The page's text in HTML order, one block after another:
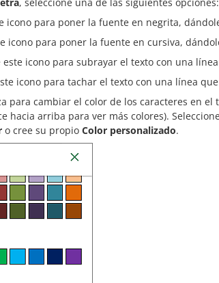
icono para poner la fuente en negrita,
icono para poner la fuente en cursiva,
este icono para subrayar el texto con una
icono para tachar el texto con una línea
para cambiar el color de los caracteres en
hacia arriba para ver más colores).
o cree su propio Color personalizado.